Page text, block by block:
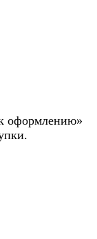
оформлению»
покупки.